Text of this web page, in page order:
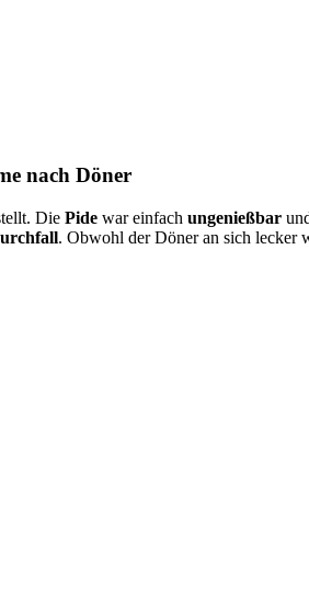
nach Döner
Die Pide war einfach ungenießbar
. Obwohl der Döner an sich lecker